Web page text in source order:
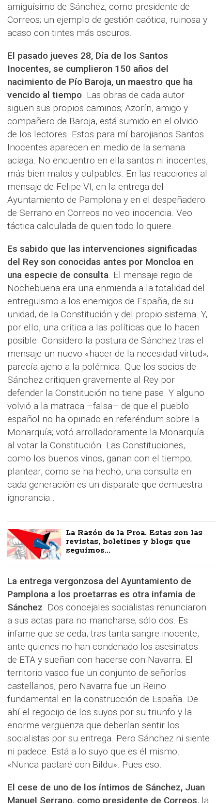
amiguísimo de Sánchez, como presidente de
Correos; un ejemplo de gestión caótica, ruinosa y
acaso con tintes más oscuros.
El pasado jueves 28, Día de los Santos
Inocentes, se cumplieron 150 años del
nacimiento de Pío Baroja, un maestro que ha
vencido al tiempo. Las obras de cada autor
siguen sus propios caminos; Azorín, amigo y
compañero de Baroja, está sumido en el olvido
de los lectores. Estos para mí barojianos Santos
Inocentes aparecen en medio de la semana
aciaga. No encuentro en ella santos ni inocentes,
más bien malos y culpables. En las reacciones al
mensaje de Felipe VI, en la entrega del
Ayuntamiento de Pamplona y en el despeñadero
de Serrano en Correos no veo inocencia. Veo
táctica calculada de quien todo lo quiere.
Es sabido que las intervenciones significadas
del Rey son conocidas antes por Moncloa en
una especie de consulta. El mensaje regio de
Nochebuena era una enmienda a la totalidad del
entreguismo a los enemigos de España, de su
unidad, de la Constitución y del propio sistema. Y,
por ello, una crítica a las políticas que lo hacen
posible. Considero la postura de Sánchez tras el
mensaje un nuevo «hacer de la necesidad virtud»;
parecía ajeno a la polémica. Que los socios de
Sánchez critiquen gravemente al Rey por
defender la Constitución no tiene pase. Y alguno
volvió a la matraca –falsa– de que el pueblo
español no ha opinado en referéndum sobre la
Monarquía; votó arrolladoramente la Monarquía
al votar la Constitución. Las Constituciones,
como los buenos vinos, ganan con el tiempo;
plantear, como se ha hecho, una consulta en
cada generación es un disparate que demuestra
ignorancia..
La Razón de la Proa. Estas son las
revistas, boletines y blogs que
seguimos...
La entrega vergonzosa del Ayuntamiento de
Pamplona a los proetarras es otra infamia de
Sánchez. Dos concejales socialistas renunciaron
a sus actas para no mancharse; sólo dos. Es
infame que se ceda, tras tanta sangre inocente,
ante quienes no han condenado los asesinatos
de ETA y sueñan con hacerse con Navarra. El
territorio vasco fue un conjunto de señoríos
castellanos, pero Navarra fue un Reino
fundamental en la construcción de España. De
ahí el regocijo de los suyos por su triunfo y la
enorme vergüenza que deberían sentir los
socialistas por su entrega. Pero Sánchez ni siente
ni padece. Está a lo suyo que es él mismo.
«Nunca pactaré con Bildu». Pues eso.
El cese de uno de los íntimos de Sánchez, Juan
Manuel Serrano, como presidente de Correos, la